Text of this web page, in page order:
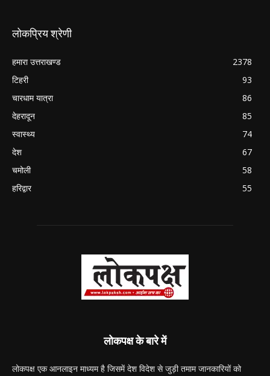
लोकप्रिय श्रेणी
हमारा उत्तराखण्ड
2378
टिहरी
93
चारधाम यात्रा
86
देहरादून
85
स्वास्थ्य
74
देश
67
चमोली
58
हरिद्वार
55
लोकपक्ष के बारे में
लोकपक्ष एक आनलाइन माध्यम है जिसमें देश विदेश से जुड़ी तमाम जानकारियों को